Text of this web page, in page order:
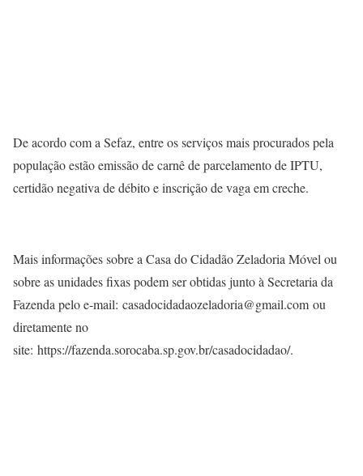
De acordo com a Sefaz, entre os serviços mais procurados pela
população estão emissão de carnê de parcelamento de IPTU,
certidão negativa de débito e inscrição de vaga em creche.
Mais informações sobre a Casa do Cidadão Zeladoria Móvel ou
sobre as unidades fixas podem ser obtidas junto à Secretaria da
Fazenda pelo e-mail: casadocidadaozeladoria@gmail.com ou
diretamente no
site: https://fazenda.sorocaba.sp.gov.br/casadocidadao/.